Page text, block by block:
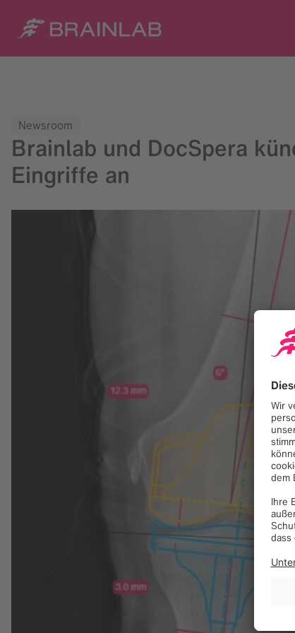
Newsroom
Brainlab und DocSpera
Eingriffe an